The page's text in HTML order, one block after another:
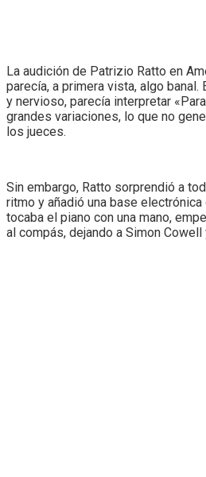
La audición de Patrizio Ratto en
parecía, a primera vista, algo
y nervioso, parecía interpretar
grandes variaciones, lo que no
los jueces.
Sin embargo, Ratto sorprendió a
ritmo y añadió una base
tocaba el piano con una mano,
al compás, dejando a Simon